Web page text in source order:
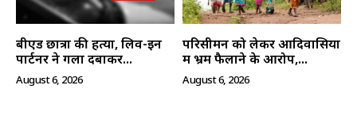
बीएड छात्रा की हत्या, लिव-इन
पार्टनर ने गला दबाकर...
August 6, 2026
परिसीमन को लेकर आदिवासियों
में भ्रम फैलाने के आरोप,...
August 6, 2026